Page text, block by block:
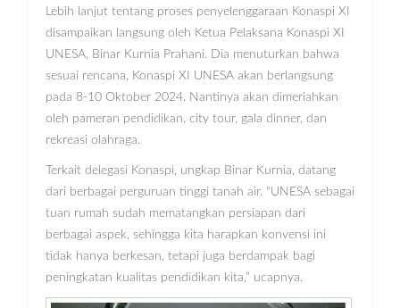
Lebih lanjut tentang proses penyelenggaraan Konaspi XI
disampaikan langsung oleh Ketua Pelaksana Konaspi XI
UNESA, Binar Kurnia Prahani. Dia menuturkan bahwa
sesuai rencana, Konaspi XI UNESA akan berlangsung
pada 8-10 Oktober 2024. Nantinya akan dimeriahkan
oleh pameran pendidikan, city tour, gala dinner, dan
rekreasi olahraga.
Terkait delegasi Konaspi, ungkap Binar Kurnia, datang
dari berbagai perguruan tinggi tanah air. “UNESA sebagai
tuan rumah sudah mematangkan persiapan dari
berbagai aspek, sehingga kita harapkan konvensi ini
tidak hanya berkesan, tetapi juga berdampak bagi
peningkatan kualitas pendidikan kita,” ucapnya.